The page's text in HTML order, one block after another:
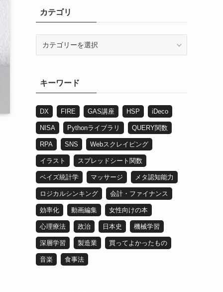
カテゴリ
キーワード
DX FIRE GAS講座 HSP iDeco
NISA Pythonライブラリ QUERY関数
RPA SNS Webスクレイピング
イラスト スプレッドシート関数
ベイズ統計学 マッサージ メタ認知能力
ロジカルシンキング 会計・ファイナンス
効率化 動画編集 女性向けの本
心理療法 政治 日本史 機械学習
深層学習 製造業 買ってよかったもの
音楽 食事法